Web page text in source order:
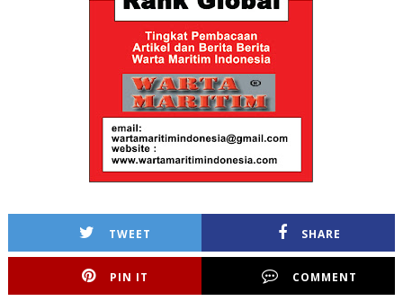
TWEET SHARE
PIN IT COMMENT